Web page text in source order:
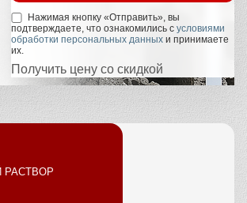
Нажимая кнопку «Отправить», вы
подтверждаете, что ознакомились сусловиями
обработки персональных данных и принимаете
их.
Получить цену со скидкой